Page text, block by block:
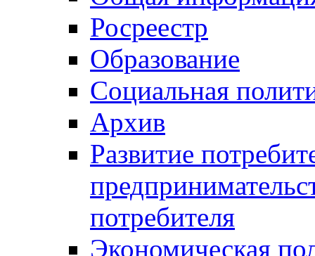
Росреестр
Образование
Социальная
Архив
Развитие
потребителя
Экономическая